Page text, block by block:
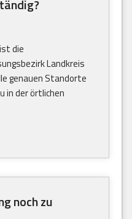
die
Landkreis
genauen Standorte
in der örtlichen
noch zu